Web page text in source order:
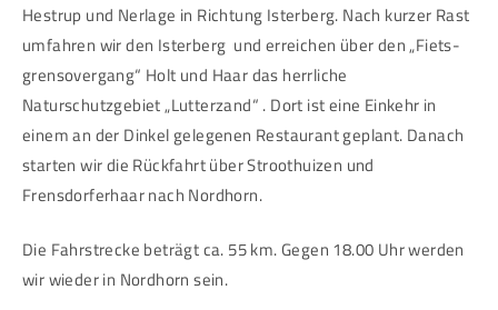
Hestrup und Nerlage in Richtung Isterberg. Nach kurzer Rast
umfahren wir den Isterberg und erreichen über den „Fiets-
grensovergang“ Holt und Haar das herrliche
Naturschutzgebiet „Lutterzand“ . Dort ist eine Einkehr in
einem an der Dinkel gelegenen Restaurant geplant. Danach
starten wir die Rückfahrt über Stroothuizen und
Frensdorferhaar nach Nordhorn.
Die Fahrstrecke beträgt ca. 55 km. Gegen 18.00 Uhr werden
wir wieder in Nordhorn sein.